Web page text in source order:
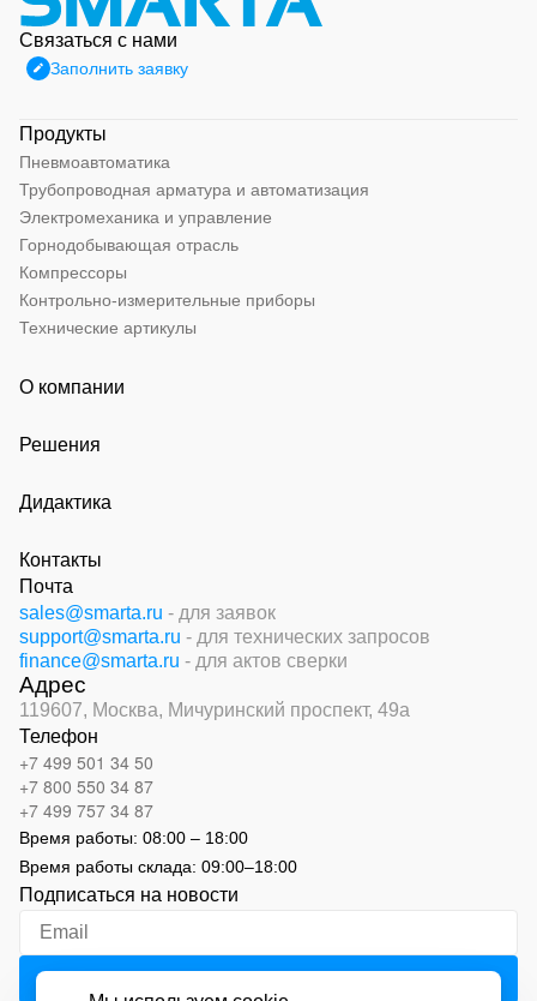
Связаться с нами
Заполнить заявку
Продукты
Пневмоавтоматика
Трубопроводная арматура и автоматизация
Электромеханика и управление
Горнодобывающая отрасль
Компрессоры
Контрольно-измерительные приборы
Технические артикулы
О компании
Решения
Дидактика
Контакты
Почта
sales@smarta.ru - для заявок
support@smarta.ru - для технических запросов
finance@smarta.ru - для актов сверки
Адрес
119607, Москва, Мичуринский проспект, 49а
Телефон
+7 499 501 34 50
+7 800 550 34 87
+7 499 757 34 87
Время работы: 08:00 – 18:00
Время работы склада: 09:00–18:00
Подписаться на новости